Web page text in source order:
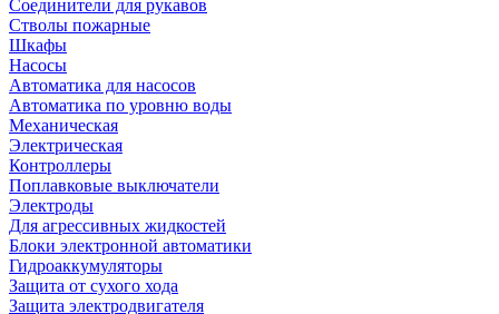
Соединители для рукавов
Стволы пожарные
Шкафы
Насосы
Автоматика для насосов
Автоматика по уровню воды
Механическая
Электрическая
Контроллеры
Поплавковые выключатели
Электроды
Для агрессивных жидкостей
Блоки электронной автоматики
Гидроаккумуляторы
Защита от сухого хода
Защита электродвигателя